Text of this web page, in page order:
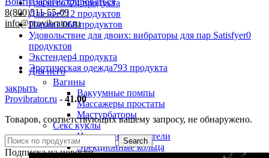
8(800)511-55-69
info@provibrator.ru
Для него
Вагины
Вакуумные помпы
Массажеры простаты
Мастурбаторы
Секс куклы
Насадки и удлинители
Эрекционные кольца
Для него324 продукта
Для нее712 продуктов
Парам1 068 продуктов
Удовольствие для двоих: вибраторы для пар Satisfyer0
продуктов
Экстендер4 продукта
Эротическая одежда793 продукта
закрыть
Provibrator.ru - 41.00
Товаров, соответствующих вашему запросу, не обнаружено.
Search
Подписка на новости